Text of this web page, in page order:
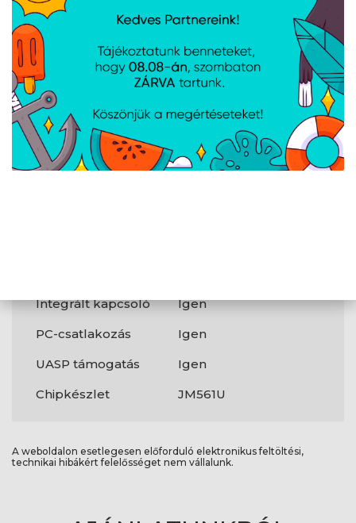
DC-bemeneti
jackdugó
Igen
Jellemzők
Maximális
adatátviteli
sebesség
5 Gbit/s
Integrált kapcsoló
Igen
PC-csatlakozás
Igen
UASP támogatás
Igen
Chipkészlet
JM561U
A weboldalon esetlegesen előforduló elektronikus feltöltési,
technikai hibákért felelősséget nem vállalunk.